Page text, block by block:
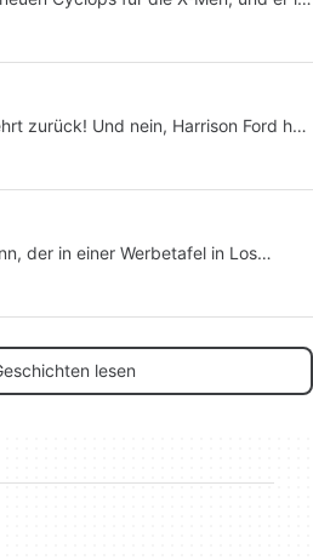
zurück! Und nein, Harrison Ford hat
nichts zu tun
der in einer Werbetafel in Los
wenige wissen, für welchen Film
lesen